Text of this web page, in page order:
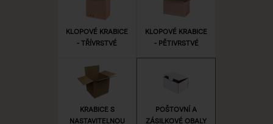
KLOPOVÉ KRABICE
- TŘÍVRSTVÉ
KLOPOVÉ KRABICE
- PĚTIVRSTVÉ
KRABICE S
NASTAVITELNOU
POŠTOVNÍ A
ZÁSILKOVÉ OBALY